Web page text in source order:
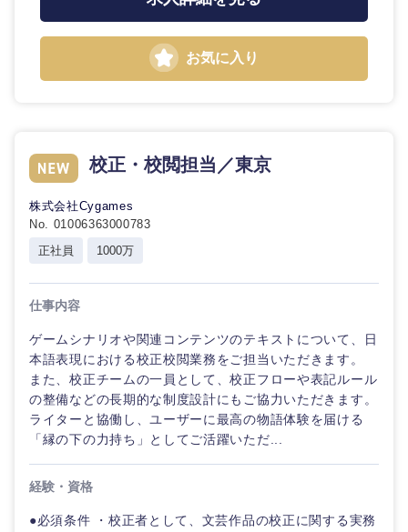
選択する
お気に入り
校正・校閲担当／東京
株式会社Cygames
No. 01006363000783
正社員
1000万
仕事内容
ゲームシナリオや関連コンテンツのテキストについて、日
本語表現における校正校閲業務をご担当いただきます。
また、校正チームの一員として、校正フローや表記ルール
の整備などの長期的な制度設計にもご協力いただきます。
ライターと協働し、ユーザーに最高の物語体験を届ける
「縁の下の力持ち」としてご活躍いただ...
経験・資格
●必須条件 ・校正者として、文芸作品の校正に関する実務